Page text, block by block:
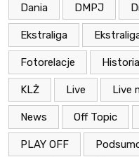
Dania DMPJ
Ekstraliga
Fotorelacje Historia
KLŻ Live Live
News Off Topic
PLAY OFF